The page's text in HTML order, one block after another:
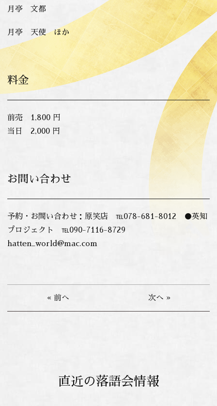
月亭 文都
月亭 天使 ほか
料金
前売 1,800 円
当日 2,000 円
お問い合わせ
予約・お問い合わせ：原笑店 ℡078-681-8012 ●英知
プロジェクト ℡090-7116-8729
hatten_world@mac.com
« 前へ 次へ »
直近の落語会情報